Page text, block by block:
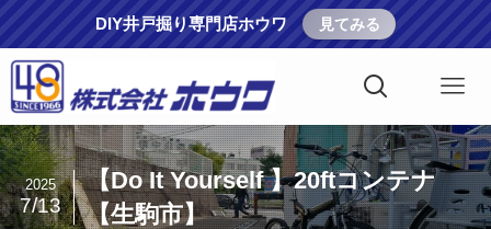
DIY井戸掘り専門店ホウワ 見てみる
【Do It Yourself 】20ftコンテナ
【生駒市】
2025
7/13